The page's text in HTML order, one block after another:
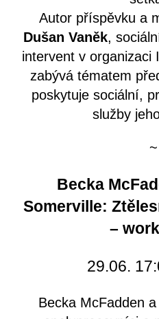
Autor příspěvku a
Dušan Vaněk,
intervent v organizaci
zabývá tématem
poskytuje sociální,
služby
~
Becka
Somerville:
–
29.06.
Becka McFadden